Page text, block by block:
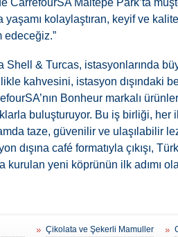
CarrefourSA Maltepe Park’ta
yaşamı kolaylaştıran, keyif ve
edeceğiz.”
Shell & Turcas, istasyonlarında
kahvesini, istasyon dışındaki
Bonheur markalı
buluşturuyor. Bu iş birliği,
taze, güvenilir ve ulaşılabilir
dışına café formatıyla çıkışı,
kurulan yeni köprünün ilk adımı
Çikolata ve Şekerli Mamuller